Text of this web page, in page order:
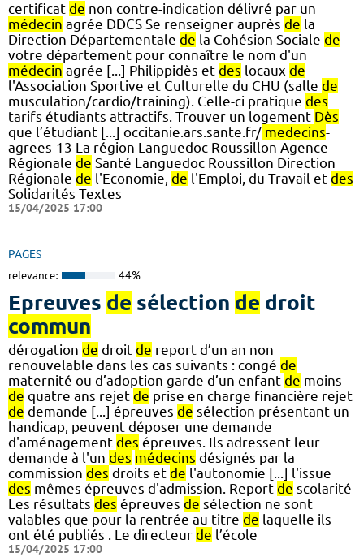
certificat de non contre-indication délivré par un
médecin agrée DDCS Se renseigner auprès de la
Direction Départementale de la Cohésion Sociale de
votre département pour connaître le nom d'un
médecin agrée [...] Philippidès et des locaux de
l'Association Sportive et Culturelle du CHU (salle de
musculation/cardio/training). Celle-ci pratique des
tarifs étudiants attractifs. Trouver un logement Dès
que l’étudiant [...] occitanie.ars.sante.fr/ medecins-
agrees-13 La région Languedoc Roussillon Agence
Régionale de Santé Languedoc Roussillon Direction
Régionale de l'Economie, de l'Emploi, du Travail et des
Solidarités Textes
15/04/2025 17:00
PAGES
relevance: 44%
Epreuves de sélection de droit
commun
dérogation de droit de report d’un an non
renouvelable dans les cas suivants : congé de
maternité ou d’adoption garde d’un enfant de moins
de quatre ans rejet de prise en charge financière rejet
de demande [...] épreuves de sélection présentant un
handicap, peuvent déposer une demande
d'aménagement des épreuves. Ils adressent leur
demande à l'un des médecins désignés par la
commission des droits et de l'autonomie [...] l'issue
des mêmes épreuves d'admission. Report de scolarité
Les résultats des épreuves de sélection ne sont
valables que pour la rentrée au titre de laquelle ils
ont été publiés . Le directeur de l’école
15/04/2025 17:00